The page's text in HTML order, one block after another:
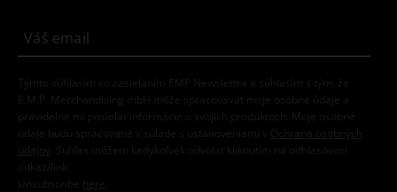
Týmto súhlasím so zasielaním EMP Newslettra a súhlasím s tým, že
E.M.P. Merchandising mbH môže spracovávať moje osobné údaje a
pravidelne mi posielať informácie o svojich produktoch. Moje osobné
údaje budú spracované v súlade s ustanoveniami v
Ochrana osobných
údajov
. Súhlas môžem kedykoľvek odvolať kliknutím na odhlasovací
odkaz/link.
Unsubscribe here